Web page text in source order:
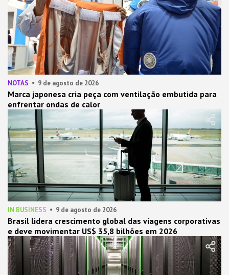
NOTAS 9 de agosto de 2026
Marca japonesa cria peça com ventilação embutida para
enfrentar ondas de calor
IN BUSINESS 9 de agosto de 2026
Brasil lidera crescimento global das viagens corporativas
e deve movimentar US$ 35,8 bilhões em 2026